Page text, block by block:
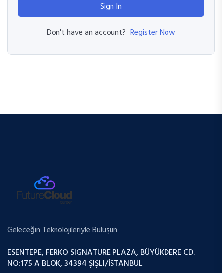
Sign In
Don't have an account? Register Now
Geleceğin Teknolojileriyle Buluşun
ESENTEPE, FERKO SIGNATURE PLAZA, BÜYÜKDERE CD.
NO:175 A BLOK, 34394 ŞIŞLI/İSTANBUL